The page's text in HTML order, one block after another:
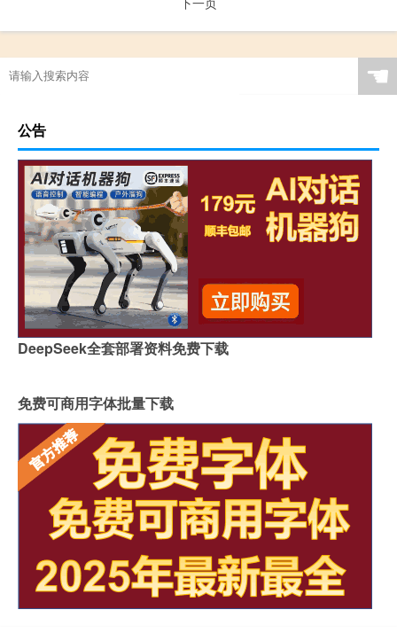
☚
公告
DeepSeek全套部署资料免费下载
免费可商用字体批量下载